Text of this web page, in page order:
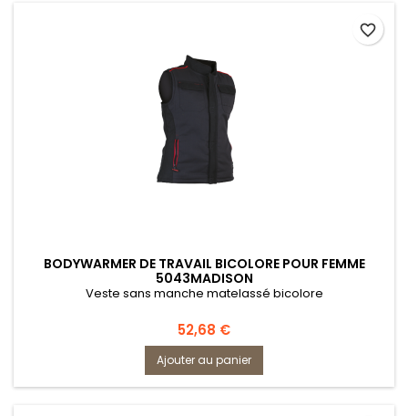
BODYWARMER DE TRAVAIL BICOLORE POUR FEMME
5043MADISON
Veste sans manche matelassé bicolore
Prix
52,68 €
Ajouter au panier
favorite_border